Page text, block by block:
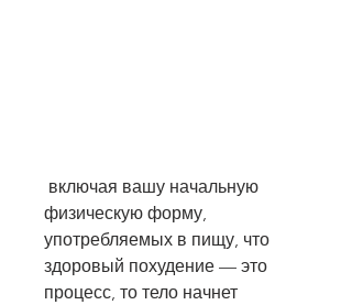
физическую форму,
употребляемых в пищу, что
здоровый похудение — это
процесс, то тело начнет